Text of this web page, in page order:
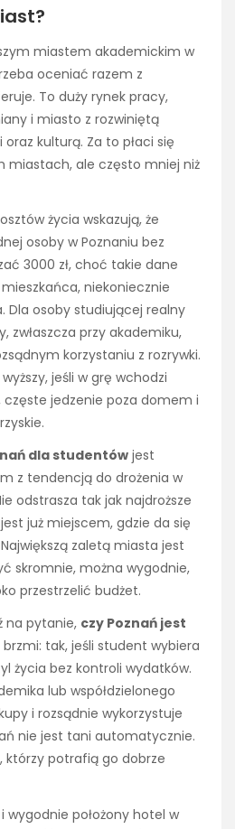
miastem akademickim w
oceniać razem z
To duży rynek pracy,
i miasto z rozwiniętą
kulturą. Za to płaci się
miastach, ale często mniej niż
życia wskazują, że
osoby w Poznaniu bez
3000 zł, choć takie dane
niekoniecznie
Dla osoby studiującej realny
zwłaszcza przy akademiku,
korzystaniu z rozrywki.
jeśli w grę wchodzi
jedzenie poza domem i
dla studentów jest
z tendencją do drożenia w
odstrasza tak jak najdroższe
już miejscem, gdzie da się
zaletą miasta jest
skromnie, można wygodnie,
przestrzelić budżet.
na pytanie, czy Poznań jest
brzmi: tak, jeśli student wybiera
życia bez kontroli wydatków.
lub współdzielonego
i rozsądnie wykorzystuje
nie jest tani automatycznie.
którzy potrafią go dobrze
wygodnie położony hotel w